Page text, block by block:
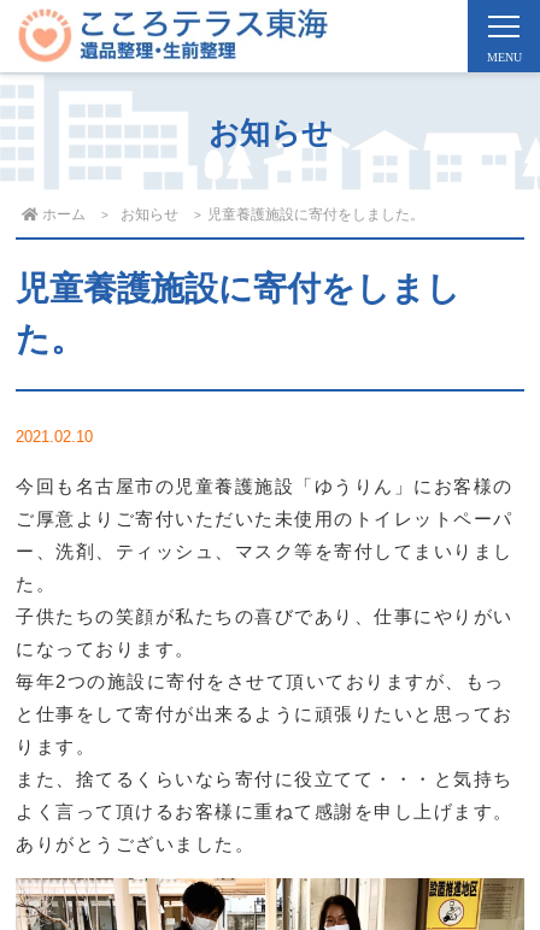
お知らせ
ホーム お知らせ 児童養護施設に寄付をしました。
児童養護施設に寄付をしまし
た。
2021.02.10
今回も名古屋市の児童養護施設「ゆうりん」にお客様の
ご厚意よりご寄付いただいた未使用のトイレットペーパ
ー、洗剤、ティッシュ、マスク等を寄付してまいりまし
た。
子供たちの笑顔が私たちの喜びであり、仕事にやりがい
になっております。
毎年2つの施設に寄付をさせて頂いておりますが、もっ
と仕事をして寄付が出来るように頑張りたいと思ってお
ります。
また、捨てるくらいなら寄付に役立てて・・・と気持ち
よく言って頂けるお客様に重ねて感謝を申し上げます。
ありがとうございました。